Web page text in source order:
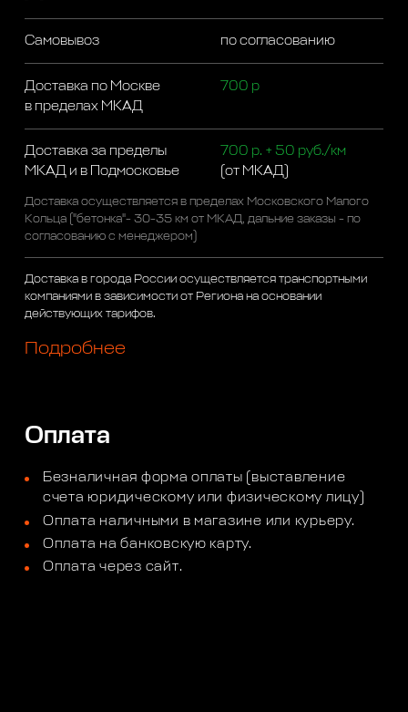
Самовывоз по согласованию
Доставка по Москве
в пределах МКАД
700 р
Доставка за пределы
МКАД и в Подмосковье
700 р. + 50 руб./км
(от МКАД)
Доставка осуществляется в пределах Московского Малого
Кольца ("бетонка"- 30-35 км от МКАД, дальние заказы - по
согласованию с менеджером)
Доставка в города России осуществляется транспортными
компаниями в зависимости от Региона на основании
действующих тарифов.
Подробнее
Оплата
Безналичная форма оплаты (выставление
счета юридическому или физическому лицу)
Оплата наличными в магазине или курьеру.
Оплата на банковскую карту.
Оплата через сайт.